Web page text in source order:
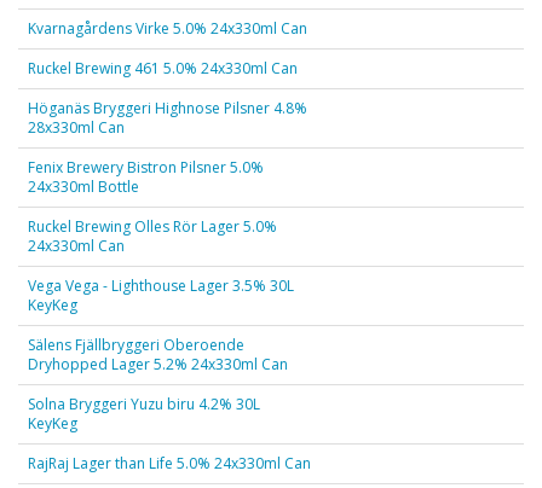
Kvarnagårdens Virke 5.0% 24x330ml Can
Ruckel Brewing 461 5.0% 24x330ml Can
Höganäs Bryggeri Highnose Pilsner 4.8%
28x330ml Can
Fenix Brewery Bistron Pilsner 5.0%
24x330ml Bottle
Ruckel Brewing Olles Rör Lager 5.0%
24x330ml Can
Vega Vega - Lighthouse Lager 3.5% 30L
KeyKeg
Sälens Fjällbryggeri Oberoende
Dryhopped Lager 5.2% 24x330ml Can
Solna Bryggeri Yuzu biru 4.2% 30L
KeyKeg
RajRaj Lager than Life 5.0% 24x330ml Can